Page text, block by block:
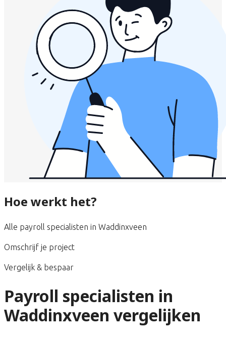
Hoe werkt het?
Alle payroll specialisten in Waddinxveen
Omschrijf je project
Vergelijk & bespaar
Payroll specialisten in
Waddinxveen vergelijken